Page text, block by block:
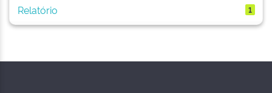
Relatório
1